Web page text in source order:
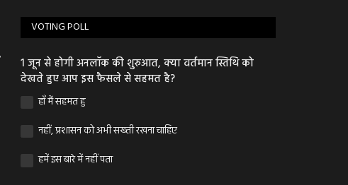
VOTING POLL
1 जून से होगी अनलॉक की शुरुआत, क्या वर्तमान स्तिथि को
देखते हुए आप इस फैसले से सहमत है?
हाँ मैं सहमत हु
नहीं, प्रशासन को अभी सख्ती रखना चाहिए
हमें इस बारे में नहीं पता